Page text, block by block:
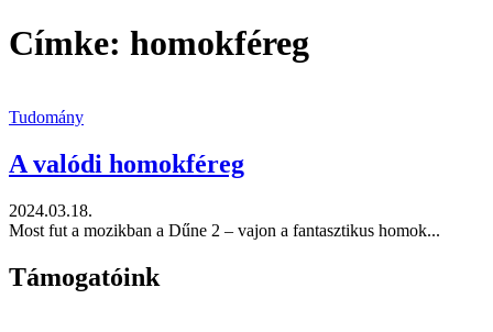
Címke: homokféreg
Tudomány
A valódi homokféreg
2024.03.18.
Most fut a mozikban a Dűne 2 – vajon a fantasztikus homok...
Támogatóink